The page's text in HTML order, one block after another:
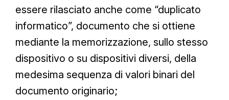
essere rilasciato anche come “duplicato
informatico”, documento che si ottiene
mediante la memorizzazione, sullo stesso
dispositivo o su dispositivi diversi, della
medesima sequenza di valori binari del
documento originario;